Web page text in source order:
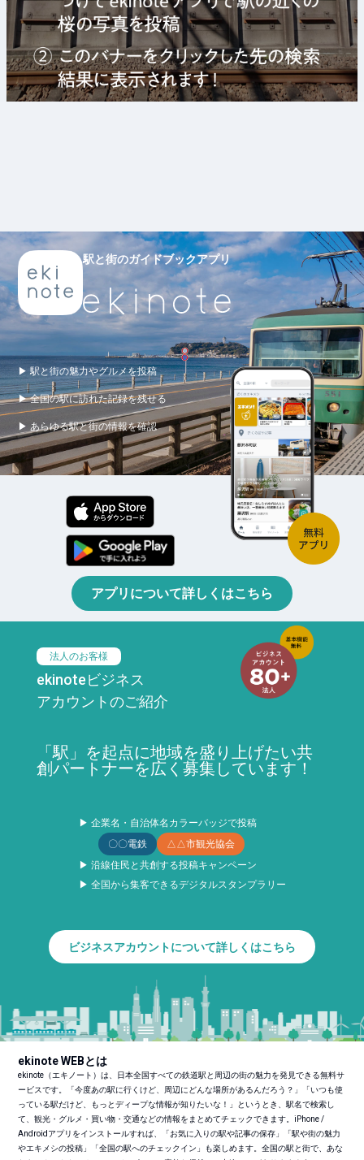
駅と街のガイドブックアプリ
▶ 駅と街の魅力やグルメを投稿
▶ 全国の駅に訪れた記録を残せる
▶ あらゆる駅と街の情報を確認
アプリについて詳しくはこちら
法人のお客様
ekinoteビジネス
アカウントのご紹介
「駅」を起点に地域を盛り上げたい共
創パートナーを広く募集しています！
▶ 企業名・自治体名カラーバッジで投稿
〇〇電鉄
△△市観光協会
▶ 沿線住民と共創する投稿キャンペーン
▶ 全国から集客できるデジタルスタンプラリー
ビジネスアカウントについて詳しくはこちら
ekinote WEBとは
ekinote（エキノート）は、日本全国すべての鉄道駅と周辺の街の魅力を発見できる無料サ
ービスです。「今度あの駅に行くけど、周辺にどんな場所があるんだろう？」「いつも使
っている駅だけど、もっとディープな情報が知りたいな！」というとき、駅名で検索し
て、観光・グルメ・買い物・交通などの情報をまとめてチェックできます。iPhone /
Androidアプリをインストールすれば、「お気に入りの駅や記事の保存」「駅や街の魅力
やエキメシの投稿」「全国の駅へのチェックイン」も楽しめます。全国の駅と街で、あな